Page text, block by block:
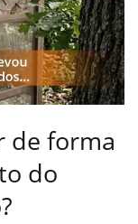
de forma
do